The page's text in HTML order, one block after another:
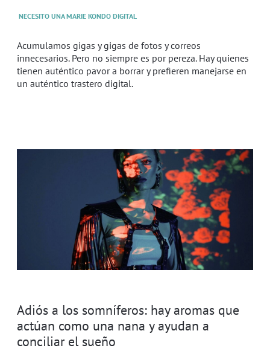
NECESITO UNA MARIE KONDO DIGITAL
Acumulamos gigas y gigas de fotos y correos
innecesarios. Pero no siempre es por pereza. Hay quienes
tienen auténtico pavor a borrar y prefieren manejarse en
un auténtico trastero digital.
Adiós a los somníferos: hay aromas que
actúan como una nana y ayudan a
conciliar el sueño